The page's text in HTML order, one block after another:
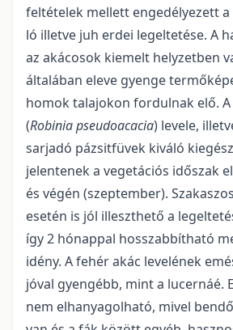
feltételek mellett engedélyezett a
ló illetve juh erdei legeltetése. A
az akácosok kiemelt helyzetben
általában eleve gyenge
homok talajokon fordulnak elő.
(Robinia pseudoacacia) levele,
sarjadó pázsitfüvek kiváló
jelentenek a vegetációs időszak
és végén (szeptember).
esetén is jól illeszthető a
így 2 hónappal hosszabbítható
idény. A fehér akác levelének
jóval gyengébb, mint a lucernáé.
nem elhanyagolható, mivel